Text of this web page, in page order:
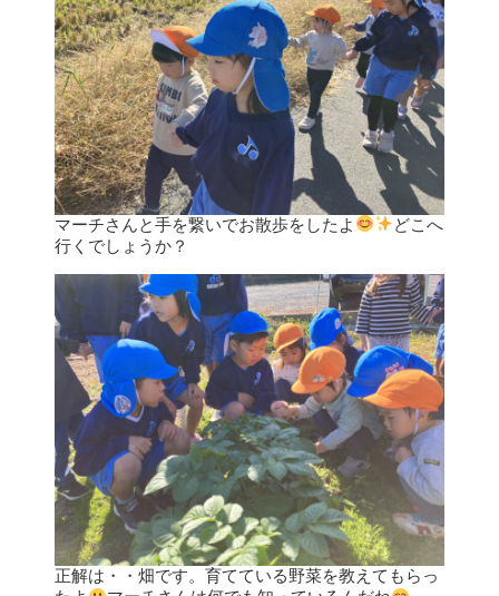
マーチさんと手を繋いでお散歩をしたよ
どこへ
行くでしょうか？
正解は・・畑です。育てている野菜を教えてもらっ